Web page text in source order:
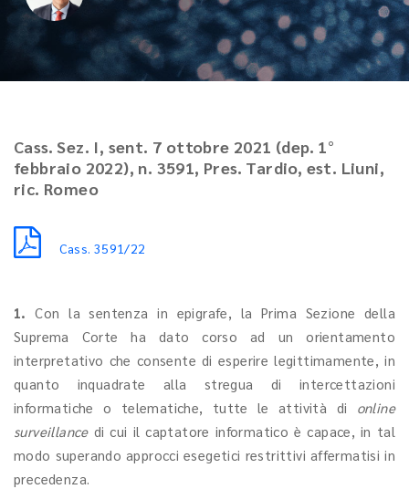
Cass. Sez. I, sent. 7 ottobre 2021 (dep. 1°
febbraio 2022), n. 3591, Pres. Tardio, est. Liuni,
ric. Romeo
Cass. 3591/22
1. Con la sentenza in epigrafe, la Prima Sezione della
Suprema Corte ha dato corso ad un orientamento
interpretativo che consente di esperire legittimamente, in
quanto inquadrate alla stregua di intercettazioni
informatiche o telematiche, tutte le attività di online
surveillancedi cui il captatore informatico è capace, in tal
modo superando approcci esegetici restrittivi affermatisi in
precedenza.